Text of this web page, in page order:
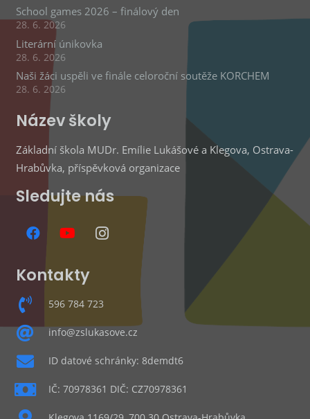
School games 2026 – finálový den
28. 6. 2026
Literární únikovka
28. 6. 2026
Naši žáci uspěli ve finále celoroční soutěže KORCHEM
28. 6. 2026
Název školy
Základní škola MUDr. Emílie Lukášové a Klegova, Ostrava-
Hrabůvka, příspěvková organizace
Sledujte nás
Kontakty
596 784 723
info@zslukasove.cz
ID datové schránky: 8demdt6
IČ: 70978361 DIČ: CZ70978361